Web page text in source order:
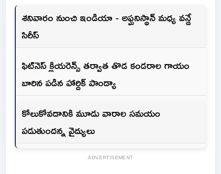
శనివారం నుంచి ఇండియా - అఫ్ఘనిస్థాన్‌ మధ్య వన్డే
సిరీస్
ఫిట్‌నెస్ క్లియరెన్స్ తర్వాత తొడ కండరాల గాయం
బారిన పడిన హార్దిక్ పాండ్యా
కోలుకోవడానికి మూడు వారాల సమయం
పడుతుందన్న వైద్యులు
ADVERTISEMENT